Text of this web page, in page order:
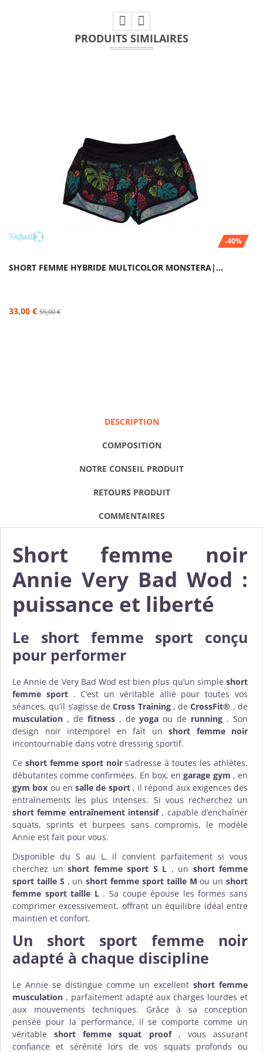
PRODUITS SIMILAIRES
-40%
SHORT FEMME HYBRIDE MULTICOLOR MONSTERA|...
33,00 € 55,00 €
DESCRIPTION
COMPOSITION
NOTRE CONSEIL PRODUIT
RETOURS PRODUIT
COMMENTAIRES
Short femme noir
Annie Very Bad Wod :
puissance et liberté
Le short femme sport conçu
pour performer
Le Annie de Very Bad Wod est bien plus qu’un simple short
femme sport. C’est un véritable allié pour toutes vos
séances, qu’il s’agisse deCross Training, deCrossFit® , de
musculation , de fitness, deyoga ou de running . Son
design noir intemporel en fait un short femme noir
incontournable dans votre dressing sportif.
Ce short femme sport noirs’adresse à toutes les athlètes,
débutantes comme confirmées. En box, engarage gym , en
gym box ou en salle de sport, il répond aux exigences des
entraînements les plus intenses. Si vous recherchez un
short femme entraînement intensif, capable d’enchaîner
squats, sprints et burpees sans compromis, le modèle
Annie est fait pour vous.
Disponible du S au L, il convient parfaitement si vous
cherchez un short femme sport S L , un short femme
sport taille S , unshort femme sport taille M ou unshort
femme sport taille L. Sa coupe épouse les formes sans
comprimer excessivement, offrant un équilibre idéal entre
maintien et confort.
Un short sport femme noir
adapté à chaque discipline
Le Annie se distingue comme un excellent short femme
musculation , parfaitement adapté aux charges lourdes et
aux mouvements techniques. Grâce à sa conception
pensée pour la performance, il se comporte comme un
véritableshort femme squat proof, vous assurant
confiance et sérénité lors de vos squats profonds ou